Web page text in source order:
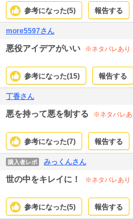
参考になった(5) 報告する
more5597さん
悪役アイデアがいい ※ネタバレあり
参考になった(15) 報告する
丁香さん
悪を持って悪を制する ※ネタバレあ
参考になった(7) 報告する
購入者レポ みっくんさん
世の中をキレイに！ ※ネタバレあり
参考になった(5) 報告する